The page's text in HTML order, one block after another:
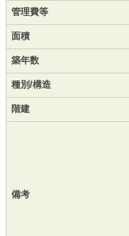
管理費等
面積
築年数
種別/構造
階建
備考